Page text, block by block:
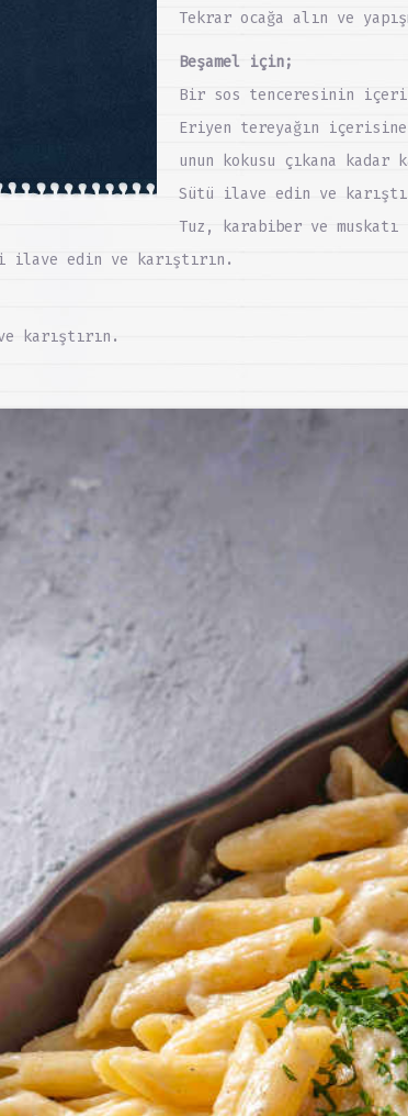
Tekrar ocağa alın ve
Beşamel için;
Bir sos tenceresinin
Eriyen tereyağın
unun kokusu çıkana kadar
Sütü ilave edin ve
Tuz, karabiber ve
ilave edin ve karıştırın.
karıştırın.